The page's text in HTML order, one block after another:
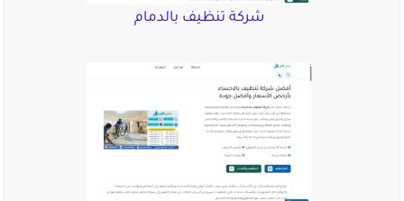
شركة تنظيف بالدمام